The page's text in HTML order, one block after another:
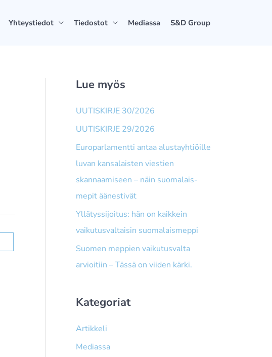
Yhteystiedot Tiedostot Mediassa S&D Group
Lue myös
UUTISKIRJE 30/2026
UUTISKIRJE 29/2026
Europarlamentti antaa alusta­yhtiöille
luvan kansalaisten viestien
skannaamiseen – näin suomalais­
mepit äänestivät
Yllätyssijoitus: hän on kaikkein
vaikutusvaltaisin suomalaismeppi
Suomen meppien vaikutusvalta
arvioitiin – Tässä on viiden kärki.
Kategoriat
Artikkeli
Mediassa